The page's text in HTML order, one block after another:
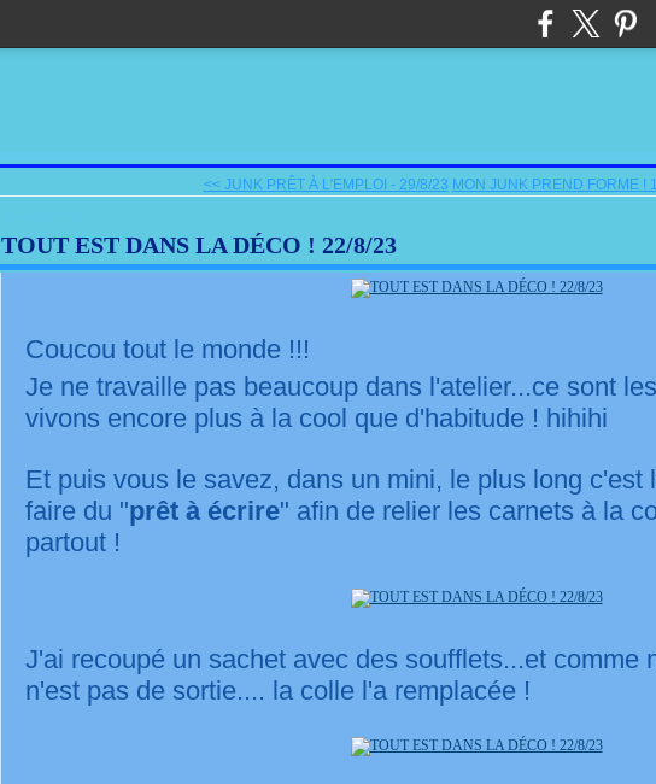
<< JUNK PRÊT À L'EMPLOI - 29/8/23 MON JUNK PREND FORME !
TOUT EST DANS LA DÉCO ! 22/8/23
Coucou tout le monde !!!
Je ne travaille pas beaucoup dans l'atelier...ce sont
vivons encore plus à la cool que d'habitude ! hihihi
Et puis vous le savez, dans un mini, le plus long c'est
faire du "prêt à écrire" afin de relier les carnets à la
partout !
J'ai recoupé un sachet avec des soufflets...et comme
n'est pas de sortie.... la colle l'a remplacée !